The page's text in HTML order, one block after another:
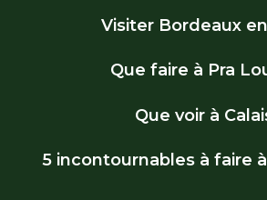
Visiter Bordeaux
Que faire à Pra
Que voir à
5 incontournables à faire